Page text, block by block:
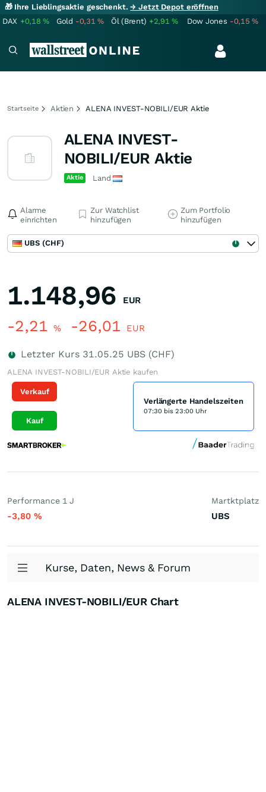
🎁 Ihre Lieblingsaktie geschenkt.→ Jetzt Depot eröffnen
DAX +0,18% Gold -0,31% Öl (Brent) +2,91% Dow Jones -0,15%
Startseite Aktien ALENA INVEST-NOBILI/EUR Aktie
ALENA INVEST-
NOBILI/EUR Aktie
Aktie Land
Alarme
einrichten
Zur Watchlist
hinzufügen
Zum Portfolio
hinzufügen
UBS (CHF)
1.148,96 EUR
-2,21 % -26,01 EUR
Letzter Kurs 31.05.25 UBS (CHF)
ALENA INVEST-NOBILI/EUR Aktie kaufen
Verkauf
Kauf
Verlängerte Handelszeiten
07:30 bis 23:00 Uhr
Performance 1 J
-3,80 %
Martktplatz
UBS
Kurse, Daten, News & Forum
ALENA INVEST-NOBILI/EUR Chart